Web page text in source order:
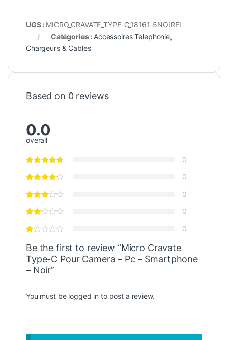
UGS : MICRO_CRAVATE_TYPE-C_18161-5NOIREI
Catégories : Accessoires Telephonie,
Chargeurs & Cables
Based on 0 reviews
0.0
overall
0
0
0
0
0
Be the first to review “Micro Cravate
Type-C Pour Camera – Pc – Smartphone
– Noir”
You must be logged in to post a review.